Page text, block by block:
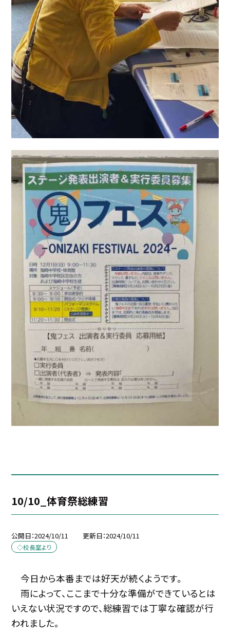
10/10_体育祭総練習
公開日 2024/10/11 更新日 2024/10/11
◇校長室より
今日から本番までは好天が続くようです。
雨によって、ここまで十分な準備ができているとは
いえない状況ですので、総練習では丁寧な確認が行
われました。